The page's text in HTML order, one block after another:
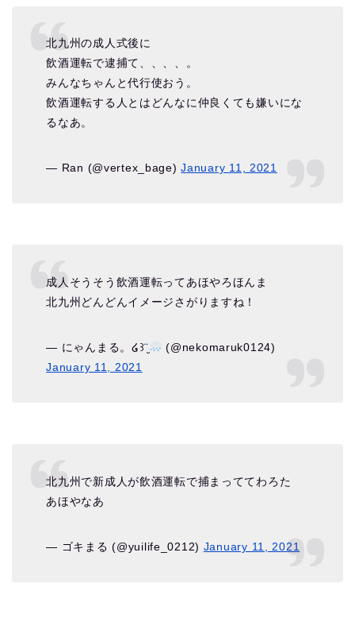
北九州の成人式後に
飲酒運転で逮捕て、、、、。
みんなちゃんと代行使おう。
飲酒運転する人とはどんなに仲良くても嫌いにな
るなあ。
— Ran (@vertex_bage)January 11, 2021
成人そうそう飲酒運転ってあほやろほんま
北九州どんどんイメージさがりますね！
— にゃんまる。໒꒱¨̮
(@nekomaruk0124)
January 11, 2021
北九州で新成人が飲酒運転で捕まっててわろた
あほやなあ
— ゴキまる (@yuilife_0212) January 11, 2021